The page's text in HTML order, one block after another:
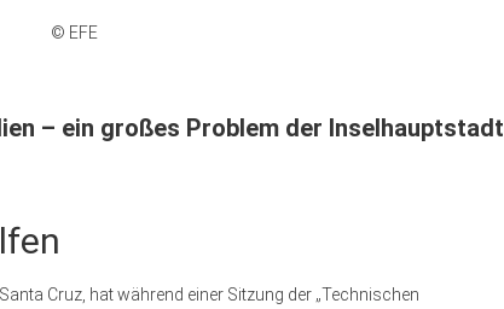
© EFE
– ein großes Problem der Inselhauptstadt
Cruz, hat während einer Sitzung der „Technischen